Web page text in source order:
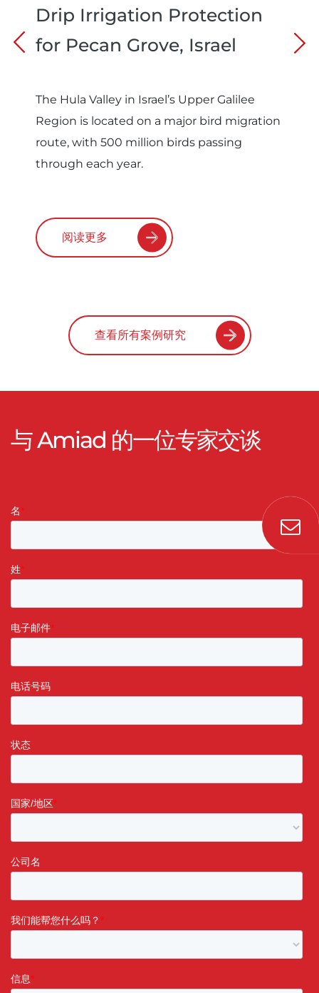
Drip Irrigation Protection
for Pecan Grove, Israel
The Hula Valley in Israel’s Upper Galilee
Region is located on a major bird migration
route, with 500 million birds passing
through each year.
阅读更多
查看所有案例研究
与 Amiad 的一位专家交谈